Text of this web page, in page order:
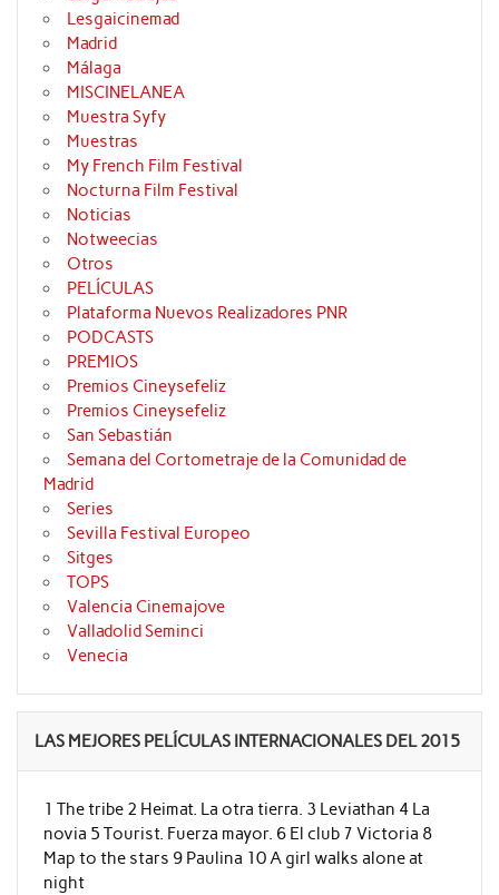
Lesgaicinemad
Madrid
Málaga
MISCINELANEA
Muestra Syfy
Muestras
My French Film Festival
Nocturna Film Festival
Noticias
Notweecias
Otros
PELÍCULAS
Plataforma Nuevos Realizadores PNR
PODCASTS
PREMIOS
Premios Cineysefeliz
Premios Cineysefeliz
San Sebastián
Semana del Cortometraje de la Comunidad de
Madrid
Series
Sevilla Festival Europeo
Sitges
TOPS
Valencia Cinemajove
Valladolid Seminci
Venecia
LAS MEJORES PELÍCULAS INTERNACIONALES DEL 2015
1 The tribe 2 Heimat. La otra tierra. 3 Leviathan 4 La
novia 5 Tourist. Fuerza mayor. 6 El club 7 Victoria 8
Map to the stars 9 Paulina 10 A girl walks alone at
night